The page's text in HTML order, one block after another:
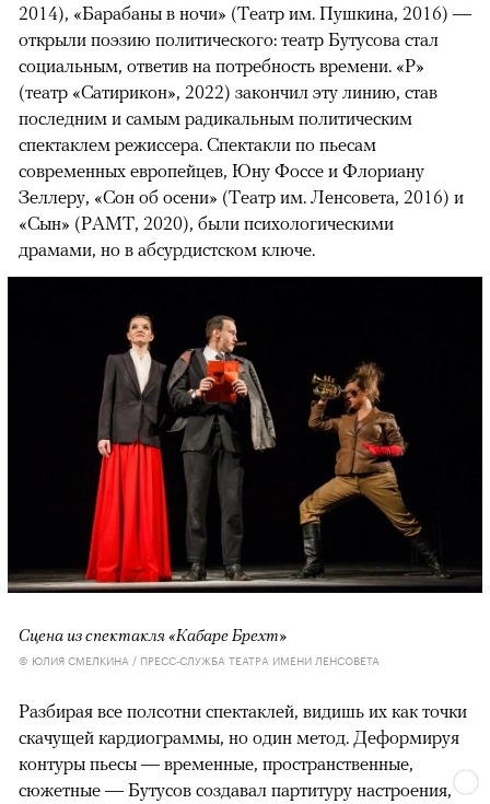
2014), «Барабаны в ночи» (Театр им. Пушкина, 2016) —
открыли поэзию политического: театр Бутусова стал
социальным, ответив на потребность времени. «Р»
(театр «Сатирикон», 2022) закончил эту линию, став
последним и самым радикальным политическим
спектаклем режиссера. Спектакли по пьесам
современных европейцев, Юну Фоссе и Флориану
Зеллеру, «Сон об осени» (Театр им. Ленсовета, 2016) и
«Сын» (РАМТ, 2020), были психологическими
драмами, но в абсурдистском ключе.
Сцена из спектакля «Кабаре Брехт»
© ЮЛИЯ СМЕЛКИНА / ПРЕСС-СЛУЖБА ТЕАТРА ИМЕНИ ЛЕНСОВЕТА
Разбирая все полсотни спектаклей, видишь их как точки
скачущей кардиограммы, но один метод. Деформируя
контуры пьесы — временные, пространственные,
сюжетные — Бутусов создавал партитуру настроения,